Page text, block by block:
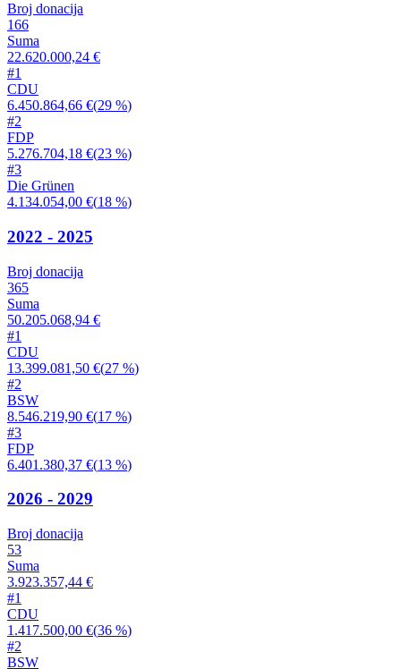
Broj donacija
166
Suma
22.620.000,24 €
#1
CDU
6.450.864,66 €(29 %)
#2
FDP
5.276.704,18 €(23 %)
#3
Die Grünen
4.134.054,00 €(18 %)
2022 - 2025
Broj donacija
365
Suma
50.205.068,94 €
#1
CDU
13.399.081,50 €(27 %)
#2
BSW
8.546.219,90 €(17 %)
#3
FDP
6.401.380,37 €(13 %)
2026 - 2029
Broj donacija
53
Suma
3.923.357,44 €
#1
CDU
1.417.500,00 €(36 %)
#2
BSW